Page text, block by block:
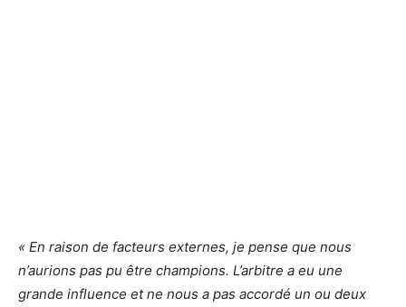
« En raison de facteurs externes, je pense que nous
n’aurions pas pu être champions. L’arbitre a eu une
grande influence et ne nous a pas accordé un ou deux